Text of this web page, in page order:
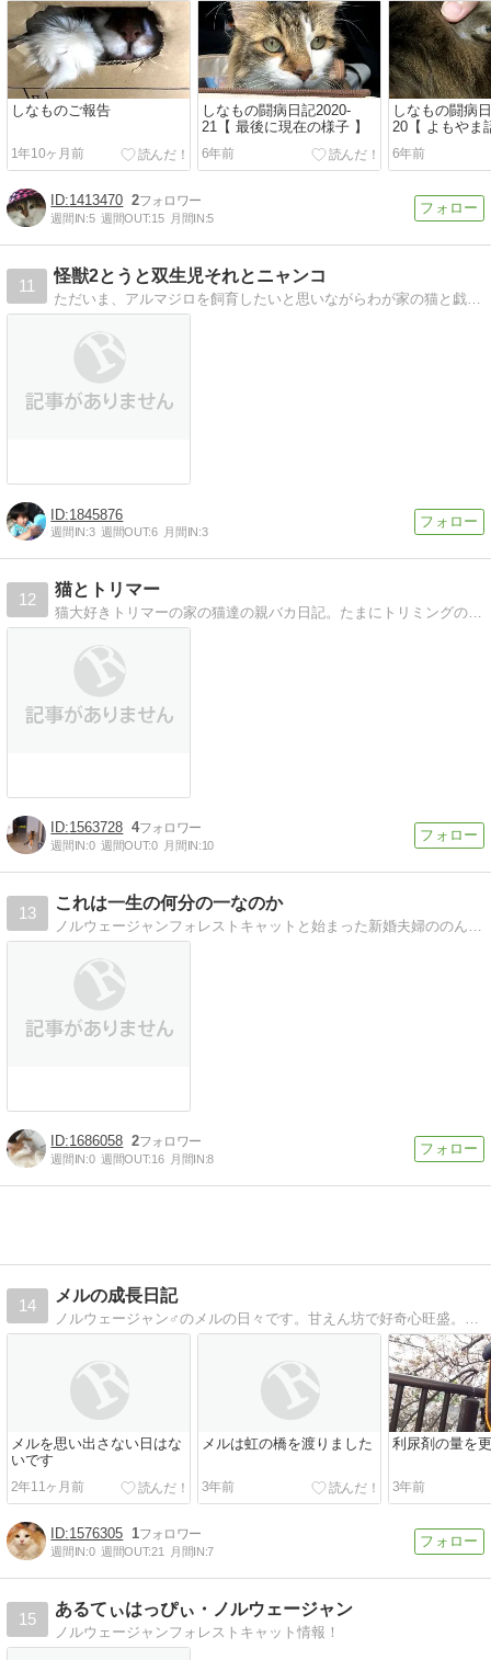
しなものご報告
1年10ヶ月前
しなもの闘病日記2020-
21【 最後に現在の様子 】
6年前
しなもの闘病
20【 よもやま
6年前
1413470 2
週間IN:5 週間OUT:15 月間IN:5
11
怪獣2とうと双生児それとニャンコ
ただいま、アルマジロを飼育したいと思いながらわが家の猫と戯れて日々育児奮闘中で、これから産まれてくる"双子ちゃん"を含めた 4児のMamaになるものです。
1845876
週間IN:3 週間OUT:6 月間IN:3
12
猫とトリマー
猫大好きトリマーの家の猫達の親バカ日記。たまにトリミングの事や猫の里親探しも。
1563728 4
週間IN:0 週間OUT:0 月間IN:10
13
これは一生の何分の一なのか
ノルウェージャンフォレストキャットと始まった新婚夫婦ののんびりまったり猫ブログ。
1686058 2
週間IN:0 週間OUT:16 月間IN:8
14
メルの成長日記
ノルウェージャン♂のメルの日々です。甘えん坊で好奇心旺盛。でもビビりな猫です。
メルを思い出さない日はな
いです
2年11ヶ月前
メルは虹の橋を渡りました
3年前
利尿剤の量を
3年前
1576305 1
週間IN:0 週間OUT:21 月間IN:7
15
あるてぃはっぴぃ・ノルウェージャン
ノルウェージャンフォレストキャット情報！